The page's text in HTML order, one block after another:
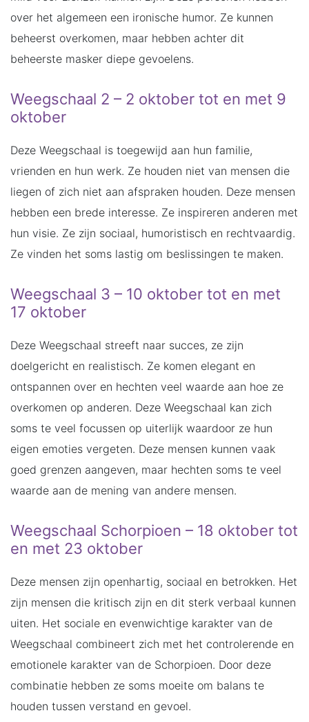
over het algemeen een ironische humor. Ze kunnen
beheerst overkomen, maar hebben achter dit
beheerste masker diepe gevoelens.
Weegschaal 2 – 2 oktober tot en met 9
oktober
Deze Weegschaal is toegewijd aan hun familie,
vrienden en hun werk. Ze houden niet van mensen die
liegen of zich niet aan afspraken houden. Deze mensen
hebben een brede interesse. Ze inspireren anderen met
hun visie. Ze zijn sociaal, humoristisch en rechtvaardig.
Ze vinden het soms lastig om beslissingen te maken.
Weegschaal 3 – 10 oktober tot en met
17 oktober
Deze Weegschaal streeft naar succes, ze zijn
doelgericht en realistisch. Ze komen elegant en
ontspannen over en hechten veel waarde aan hoe ze
overkomen op anderen. Deze Weegschaal kan zich
soms te veel focussen op uiterlijk waardoor ze hun
eigen emoties vergeten. Deze mensen kunnen vaak
goed grenzen aangeven, maar hechten soms te veel
waarde aan de mening van andere mensen.
Weegschaal Schorpioen – 18 oktober tot
en met 23 oktober
Deze mensen zijn openhartig, sociaal en betrokken. Het
zijn mensen die kritisch zijn en dit sterk verbaal kunnen
uiten. Het sociale en evenwichtige karakter van de
Weegschaal combineert zich met het controlerende en
emotionele karakter van de Schorpioen. Door deze
combinatie hebben ze soms moeite om balans te
houden tussen verstand en gevoel.